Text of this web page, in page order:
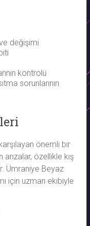
değişimi
kontrolü
sorunlarının
önemli bir
özellikle kış
Ümraniye Beyaz
için uzman ekibiyle